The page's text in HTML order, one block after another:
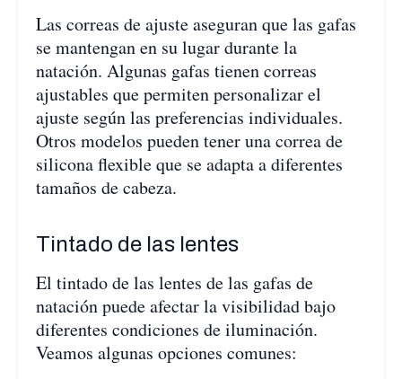
Las correas de ajuste aseguran que las gafas
se mantengan en su lugar durante la
natación. Algunas gafas tienen correas
ajustables que permiten personalizar el
ajuste según las preferencias individuales.
Otros modelos pueden tener una correa de
silicona flexible que se adapta a diferentes
tamaños de cabeza.
Tintado de las lentes
El tintado de las lentes de las gafas de
natación puede afectar la visibilidad bajo
diferentes condiciones de iluminación.
Veamos algunas opciones comunes: